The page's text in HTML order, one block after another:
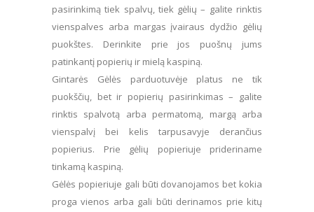
pasirinkimą tiek spalvų, tiek gėlių – galite rinktis
vienspalves arba margas įvairaus dydžio gėlių
puokštes. Derinkite prie jos puošnų jums
patinkantį popierių ir mielą kaspiną.
Gintarės Gėlės parduotuvėje platus ne tik
puokščių, bet ir popierių pasirinkimas – galite
rinktis spalvotą arba permatomą, margą arba
vienspalvį bei kelis tarpusavyje derančius
popierius. Prie gėlių popieriuje prideriname
tinkamą kaspiną.
Gėlės popieriuje gali būti dovanojamos bet kokia
proga vienos arba gali būti derinamos prie kitų